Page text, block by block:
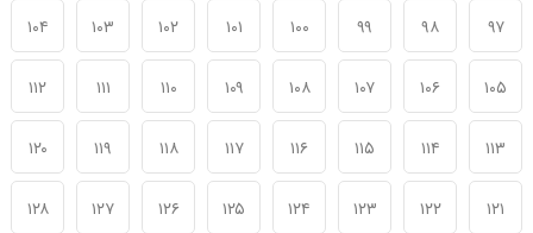
۹۷ ۹۸ ۹۹ ۱۰۰ ۱۰۱ ۱۰۲ ۱۰۳ ۱۰۴
۱۰۵ ۱۰۶ ۱۰۷ ۱۰۸ ۱۰۹ ۱۱۰ ۱۱۱ ۱۱۲
۱۱۳ ۱۱۴ ۱۱۵ ۱۱۶ ۱۱۷ ۱۱۸ ۱۱۹ ۱۲۰
۱۲۱ ۱۲۲ ۱۲۳ ۱۲۴ ۱۲۵ ۱۲۶ ۱۲۷ ۱۲۸